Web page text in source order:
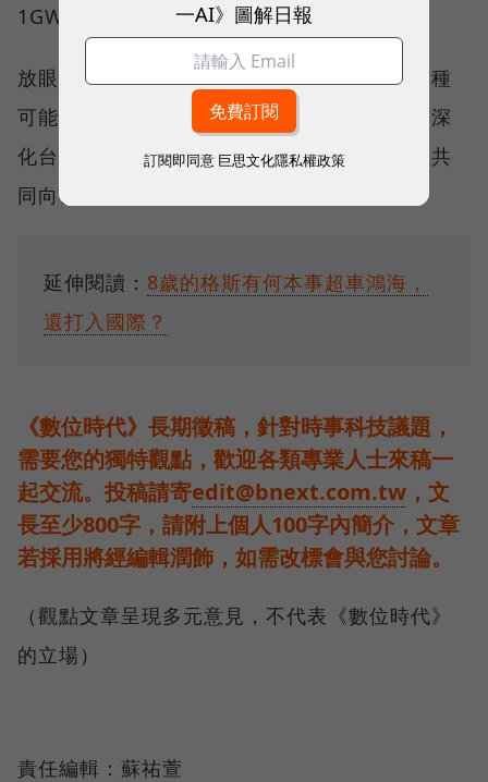
1GWh以上。
放眼未來，台灣應將持續探索新世代電池的各種
可能性，並在產官學研的共同合作下，探索與深
化台灣電池領域的技術能量，爭取全球訂單，共
同向世界證明台灣在能源市場中的關鍵地位。
延伸閱讀： 8歲的格斯有何本事超車鴻海，
還打入國際？
《數位時代》長期徵稿，針對時事科技議題，
需要您的獨特觀點，歡迎各類專業人士來稿一
起交流。投稿請寄edit@bnext.com.tw ，文
長至少800字，請附上個人100字內簡介，文章
若採用將經編輯潤飾，如需改標會與您討論。
（觀點文章呈現多元意見，不代表《數位時代》
的立場）
責任編輯：蘇祐萱
一AI》圖解日報
訂閱即同意 巨思文化隱私權政策